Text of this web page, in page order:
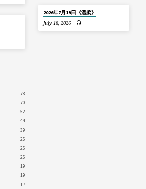
2026年7月19日《溫柔》
July 18, 2026
78
70
52
44
39
25
25
25
19
19
17